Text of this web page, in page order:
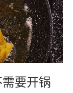
要开锅